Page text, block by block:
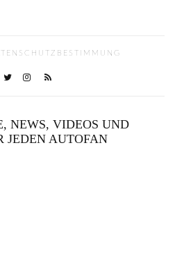
NEWS, VIDEOS UND
JEDEN AUTOFAN